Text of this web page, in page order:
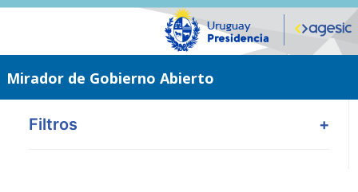
Saltar
Mirador de Gobierno Abierto
Filtros +